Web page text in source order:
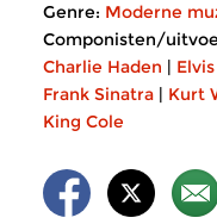
Genre: Moderne
Componisten/
Charlie Haden |
Frank Sinatra | Kurt
King Cole